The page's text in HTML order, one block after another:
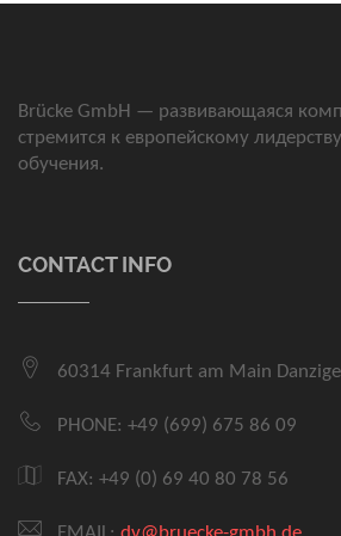
Brücke GmbH — развивающаяся
стремится к европейскому
обучения.
CONTACT INFO
60314 Frankfurt am Main
PHONE: +49 (699) 675 86 09
FAX: +49 (0) 69 40 80 78 56